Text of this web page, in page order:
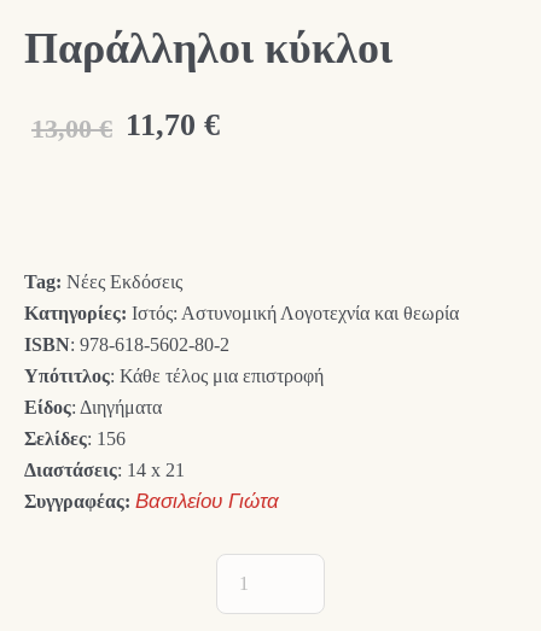
Παράλληλοι κύκλοι
13,00 € Original
11,70 €Η
11,70 €.
Tag: Νέες Εκδόσεις
Κατηγορίες: Ιστός: Αστυνομική Λογοτεχνία και θεωρία
ISBN: 978-618-5602-80-2
Υπότιτλος: Κάθε τέλος μια επιστροφή
Είδος: Διηγήματα
Σελίδες: 156
Διαστάσεις: 14 x 21
Συγγραφέας: Βασιλείου Γιώτα